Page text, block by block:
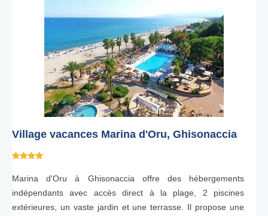
Village vacances Marina d'Oru, Ghisonaccia
Marina d'Oru à Ghisonaccia offre des hébergements
indépendants avec accès direct à la plage, 2 piscines
extérieures, un vaste jardin et une terrasse. Il propose une